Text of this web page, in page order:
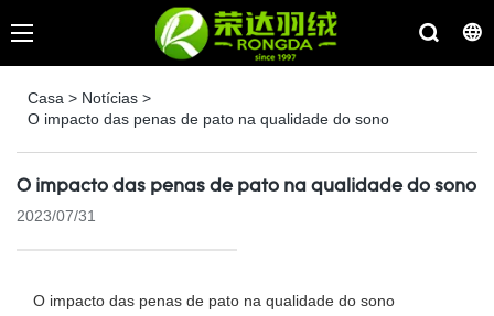
Casa > Notícias >
O impacto das penas de pato na qualidade do sono
O impacto das penas de pato na qualidade do sono
2023/07/31
O impacto das penas de pato na qualidade do sono